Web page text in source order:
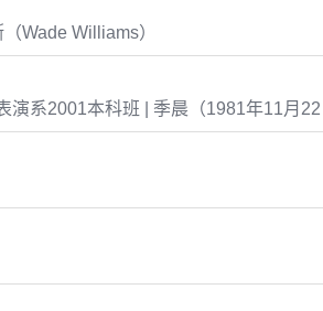
Wade Williams）
系2001本科班 | 季晨（1981年11月